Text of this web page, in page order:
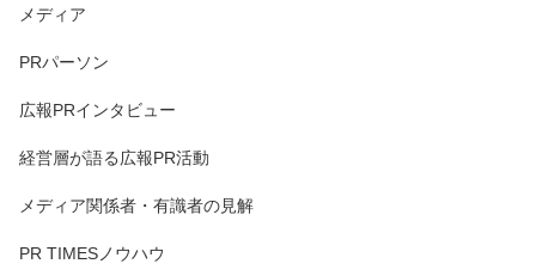
メディア
PRパーソン
広報PRインタビュー
経営層が語る広報PR活動
メディア関係者・有識者の見解
PR TIMESノウハウ